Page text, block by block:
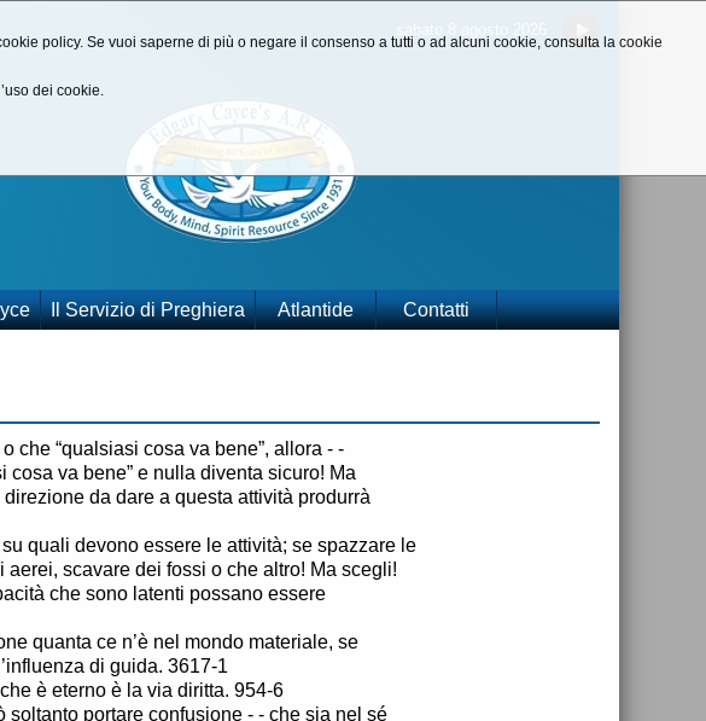
Il Servizio di Preghiera Atlantide Contatti
che “qualsiasi cosa va bene”, allora - -
va bene” e nulla diventa sicuro! Ma
da dare a questa attività produrrà
quali devono essere le attività; se spazzare le
scavare dei fossi o che altro! Ma scegli!
che sono latenti possano essere
quanta ce n’è nel mondo materiale, se
di guida. 3617-1
è eterno è la via diritta. 954-6
soltanto portare confusione - - che sia nel sé
policy. Se vuoi saperne di più o negare il consenso a tutti o ad alcuni cookie, consulta la cookie
dei cookie.